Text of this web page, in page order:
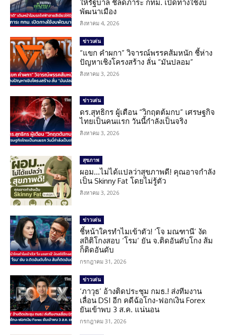
ให้รัฐบาล ชี้ลดภาระ กทม. เปิดทางใช้งบ
พัฒนาเมือง
สิงหาคม 4, 2026
ข่าวเด่น
“แขก คำผกา” วิจารณ์พรรคส้มหนัก ชี้ห่าง
ปัญหาเชิงโครงสร้าง ลั่น “มันปลอม”
สิงหาคม 3, 2026
ข่าวเด่น
ดร.สุทธิกร ผู้เตือน “วิกฤตต้มกบ” เศรษฐกิจ
ไทยเป็นคนแรก วันนี้กำลังเป็นจริง
สิงหาคม 3, 2026
สุขภาพ
ผอม…ไม่ได้แปลว่าสุขภาพดี! คุณอาจกำลัง
เป็น Skinny Fat โดยไม่รู้ตัว
สิงหาคม 3, 2026
ข่าวเด่น
ชี้หน้าใครทำไมเข้าตัว! ‘โจ มณฑานี’ งัด
สถิติโกงสอบ ‘โรม’ ยัน จ.ติดอันดับโกง ส้ม
ก็ติดอันดับ
กรกฎาคม 31, 2026
ข่าวเด่น
‘ภาวุธ’ อ้างติดประชุม กมธ.! ส่งทีมงาน
เลื่อน DSI อีก คดีฉ้อโกง-ฟอกเงิน Forex
ยันเข้าพบ 3 ส.ค. แน่นอน
กรกฎาคม 31, 2026